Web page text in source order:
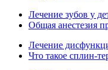
Лечение зубов у
Общая анестезия
Лечение
Что такое сплин-